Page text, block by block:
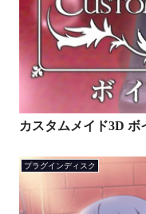
カスタムメイド3D ボ
プラグインディスク